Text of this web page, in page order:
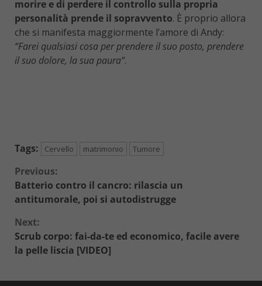
morire e di perdere il controllo sulla propria
personalità prende il sopravvento. È proprio allora
che si manifesta maggiormente l’amore di Andy:
“Farei qualsiasi cosa per prendere il suo posto, prendere
il suo dolore, la sua paura”.
Tags: Cervello matrimonio Tumore
Continue
Reading
Previous:
Batterio contro il cancro: rilascia un
antitumorale, poi si autodistrugge
Next:
Scrub corpo: fai-da-te ed economico, facile avere
la pelle liscia [VIDEO]